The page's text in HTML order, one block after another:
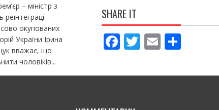
– міністр з
реінтеграції
окупованих
України Ірина
вважає, що
чоловіків...
SHARE IT
F
e
T
itt
E
ai
П
ді